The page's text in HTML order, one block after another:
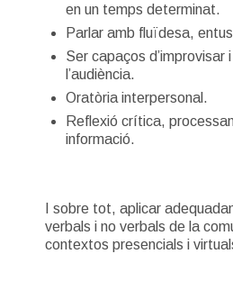
en un temps determinat.
Parlar amb fluïdesa,
Ser capaços d’improvisar
l’audiència.
Oratòria interpersonal.
Reflexió crítica,
informació.
I sobre tot, aplicar
verbals i no verbals de la
contextos presencials i